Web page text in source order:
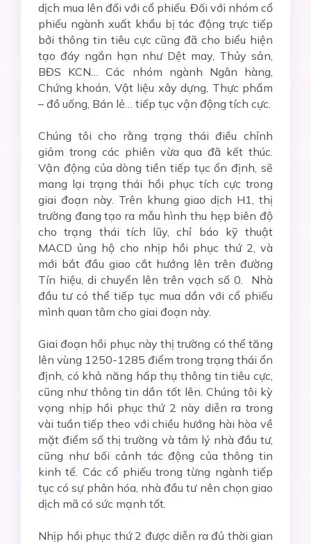
dịch mua lên đối với cổ phiếu. Đối với nhóm cổ
phiếu ngành xuất khẩu bị tác động trực tiếp
bởi thông tin tiêu cực cũng đã cho biểu hiện
tạo đáy ngắn hạn như Dệt may, Thủy sản,
BĐS KCN… Các nhóm ngành Ngân hàng,
Chứng khoán, Vật liệu xây dựng, Thực phẩm
– đồ uống, Bán lẻ… tiếp tục vận động tích cực.
Chúng tôi cho rằng trạng thái điều chỉnh
giảm trong các phiên vừa qua đã kết thúc.
Vận động của dòng tiền tiếp tục ổn định, sẽ
mang lại trạng thái hồi phục tích cực trong
giai đoạn này. Trên khung giao dịch H1, thị
trường đang tạo ra mẫu hình thu hẹp biên độ
cho trạng thái tích lũy, chỉ báo kỹ thuật
MACD ủng hộ cho nhịp hồi phục thứ 2, và
mới bắt đầu giao cắt hướng lên trên đường
Tín hiệu, di chuyển lên trên vạch số 0. Nhà
đầu tư có thể tiếp tục mua dần với cổ phiếu
mình quan tâm cho giai đoạn này.
Giai đoạn hồi phục này thị trường có thể tăng
lên vùng 1250-1285 điểm trong trạng thái ổn
định, có khả năng hấp thụ thông tin tiêu cực,
cũng như thông tin dần tốt lên. Chúng tôi kỳ
vọng nhịp hồi phục thứ 2 này diễn ra trong
vài tuần tiếp theo với chiều hướng hài hòa về
mặt điểm số thị trường và tâm lý nhà đầu tư,
cũng như bối cảnh tác động của thông tin
kinh tế. Các cổ phiếu trong từng ngành tiếp
tục có sự phân hóa, nhà đầu tư nên chọn giao
dịch mã có sức mạnh tốt.
Nhịp hồi phục thứ 2 được diễn ra đủ thời gian